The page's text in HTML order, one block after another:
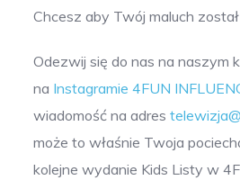
Chcesz aby Twój maluch
Odezwij się do nas na naszym
na Instagramie 4FUN
wiadomość na adres
może to właśnie Twoja
kolejne wydanie Kids Listy w